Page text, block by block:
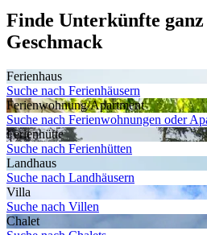
Finde Unterkünfte ganz
Geschmack
Ferienhaus
Suche nach Ferienhäusern
Ferienwohnung/Apartment
Suche nach Ferienwohnungen oder
Ferienhütte
Suche nach Ferienhütten
Landhaus
Suche nach Landhäusern
Villa
Suche nach Villen
Chalet